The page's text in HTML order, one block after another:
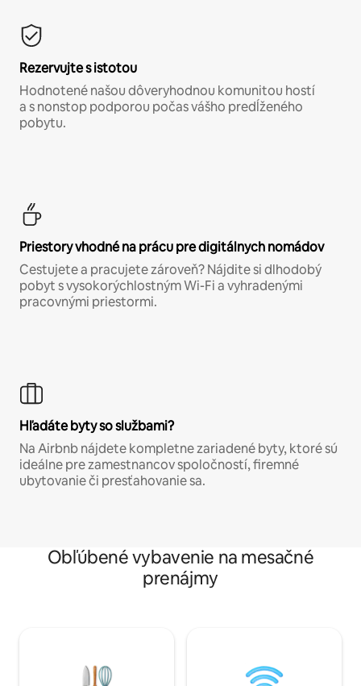
Rezervujte s istotou
Hodnotené našou dôveryhodnou komunitou hostí
a s nonstop podporou počas vášho predĺženého
pobytu.
Priestory vhodné na prácu pre digitálnych nomádov
Cestujete a pracujete zároveň? Nájdite si dlhodobý
pobyt s vysokorýchlostným Wi-Fi a vyhradenými
pracovnými priestormi.
Hľadáte byty so službami?
Na Airbnb nájdete kompletne zariadené byty, ktoré sú
ideálne pre zamestnancov spoločností, firemné
ubytovanie či presťahovanie sa.
Obľúbené vybavenie na mesačné
prenájmy